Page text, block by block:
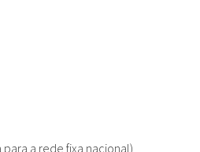
para a rede fixa nacional)